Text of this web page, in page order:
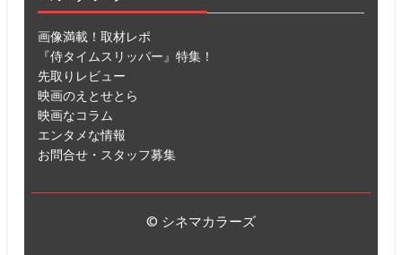
画像満載！取材レポ
『侍タイムスリッパー』特集！
先取りレビュー
映画のえとせとら
映画なコラム
エンタメな情報
お問合せ・スタッフ募集
© シネマカラーズ